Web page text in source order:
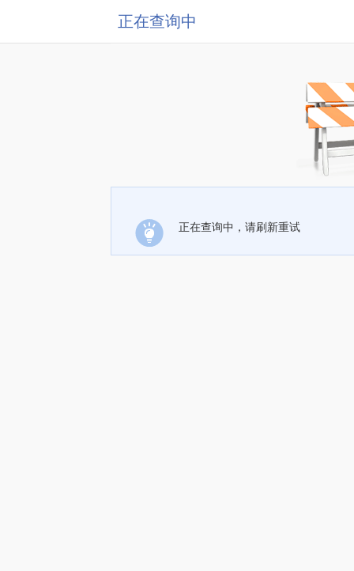
正在查询中
正在查询中，请刷新重试